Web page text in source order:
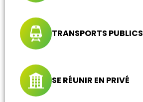
TRANSPORTS PUBLICS
SE RÉUNIR EN PRIVÉ